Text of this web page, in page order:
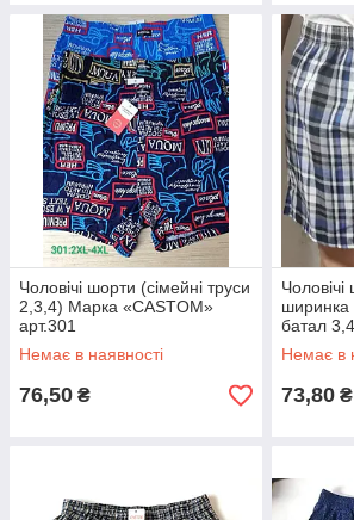
Чоловічі шорти (сімейні труси
2,3,4) Марка «CASTOM»
арт.301
Немає в наявності
76,50 ₴
ширинка
батал
арт.13030
Немає в
73,80 ₴